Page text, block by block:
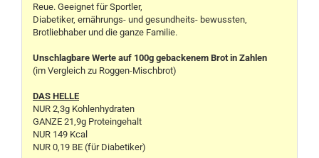
Reue. Geeignet für Sportler,
Diabetiker, ernährungs- und gesundheits- bewussten,
Brotliebhaber und die ganze Familie.
Unschlagbare Werte auf 100g gebackenem Brot in Zahlen
(im Vergleich zu Roggen-Mischbrot)
DAS HELLE
NUR 2,3g Kohlenhydraten
GANZE 21,9g Proteingehalt
NUR 149 Kcal
NUR 0,19 BE (für Diabetiker)